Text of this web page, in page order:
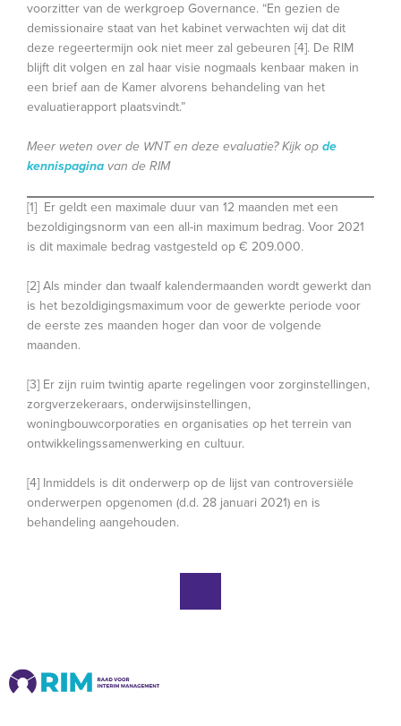
voorzitter van de werkgroep Governance. “En gezien de
demissionaire staat van het kabinet verwachten wij dat dit
deze regeertermijn ook niet meer zal gebeuren [4]. De RIM
blijft dit volgen en zal haar visie nogmaals kenbaar maken in
een brief aan de Kamer alvorens behandeling van het
evaluatierapport plaatsvindt.”
Meer weten over de WNT en deze evaluatie? Kijk op de
kennispagina van de RIM
[1] Er geldt een maximale duur van 12 maanden met een
bezoldigingsnorm van een all-in maximum bedrag. Voor 2021
is dit maximale bedrag vastgesteld op € 209.000.
[2] Als minder dan twaalf kalendermaanden wordt gewerkt dan
is het bezoldigingsmaximum voor de gewerkte periode voor
de eerste zes maanden hoger dan voor de volgende
maanden.
[3] Er zijn ruim twintig aparte regelingen voor zorginstellingen,
zorgverzekeraars, onderwijsinstellingen,
woningbouwcorporaties en organisaties op het terrein van
ontwikkelingssamenwerking en cultuur.
[4] Inmiddels is dit onderwerp op de lijst van controversiële
onderwerpen opgenomen (d.d. 28 januari 2021) en is
behandeling aangehouden.